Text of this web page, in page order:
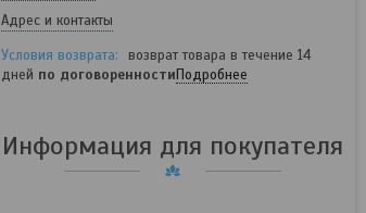
Адрес и контакты
возврат товара в течение 14
дней по договоренностиПодробнее
Информация для покупателя